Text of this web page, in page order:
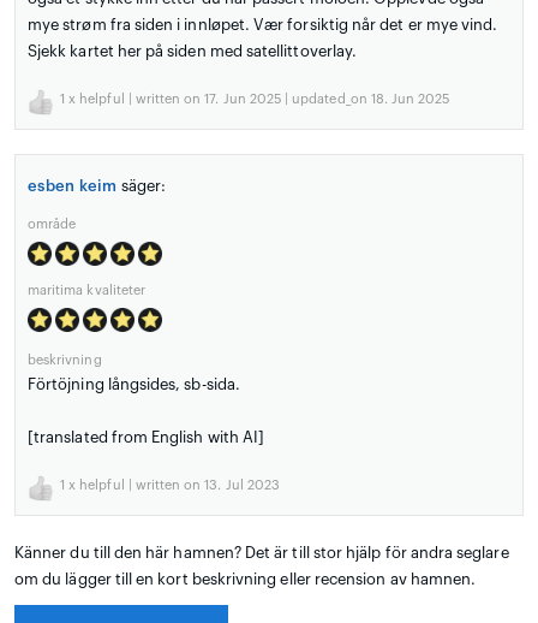
mye strøm fra siden i innløpet. Vær forsiktig når det er mye vind.
Sjekk kartet her på siden med satellittoverlay.
1 x helpful | written on 17. Jun 2025 | updated_on 18. Jun 2025
esben keim säger:
område
maritima kvaliteter
beskrivning
Förtöjning långsides, sb-sida.
[translated from English with AI]
1 x helpful | written on 13. Jul 2023
Känner du till den här hamnen? Det är till stor hjälp för andra seglare
om du lägger till en kort beskrivning eller recension av hamnen.